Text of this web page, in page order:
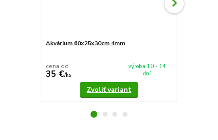
Akvárium 60x25x30cm 4mm
cena od
35 €/ks
výroba 10 - 14
dní
Zvoliť variant